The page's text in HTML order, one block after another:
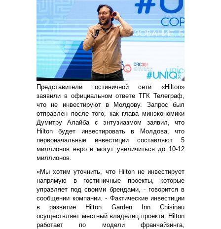
Представители гостиничной сети «Hilton»
заявили в официальном ответе ТГК Телеграф,
что не инвестируют в Молдову. Запрос был
отправлен после того, как глава минэкономики
Думитру Алайба с энтузиазмом заявил, что
Hilton будет инвестировать в Молдова, что
первоначальные инвестиции составляют 5
миллионов евро и могут увеличиться до 10-12
миллионов.
«Мы хотим уточнить, что Hilton не инвестирует
напрямую в гостиничные проекты, которые
управляет под своими брендами, - говорится в
сообщении компании. - Фактические инвестиции
в развитие Hilton Garden Inn Chisinau
осуществляет местный владелец проекта. Hilton
работает по модели франчайзинга,